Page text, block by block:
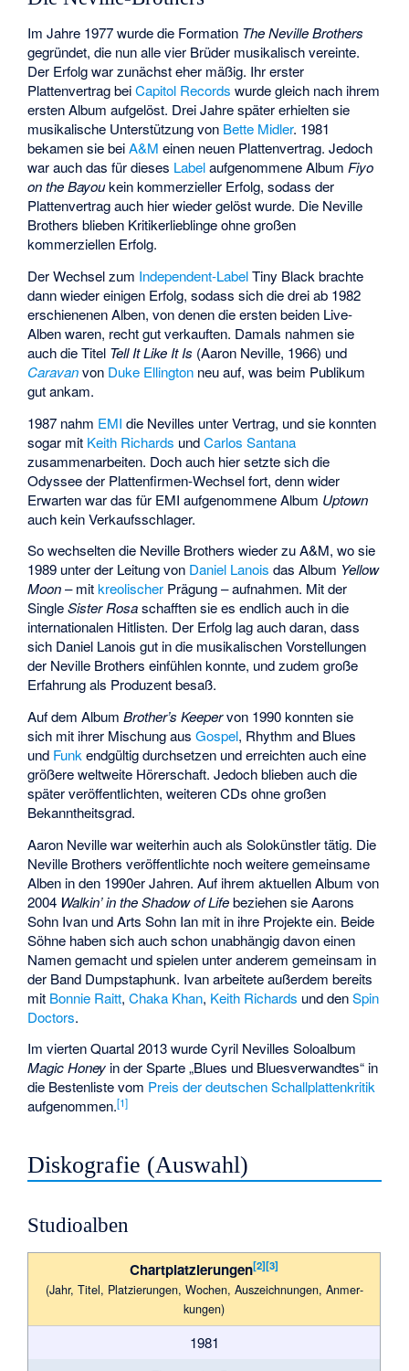
Im Jahre 1977 wurde die Formation The Neville Brothers
gegründet, die nun alle vier Brüder musikalisch vereinte.
Der Erfolg war zunächst eher mäßig. Ihr erster
Plattenvertrag beiCapitol Records wurde gleich nach ihrem
ersten Album aufgelöst. Drei Jahre später erhielten sie
musikalische Unterstützung von Bette Midler. 1981
bekamen sie beiA&M einen neuen Plattenvertrag. Jedoch
war auch das für dieses Labelaufgenommene AlbumFiyo
on the Bayoukein kommerzieller Erfolg, sodass der
Plattenvertrag auch hier wieder gelöst wurde. Die Neville
Brothers blieben Kritikerlieblinge ohne großen
kommerziellen Erfolg.
Der Wechsel zum Independent-LabelTiny Black brachte
dann wieder einigen Erfolg, sodass sich die drei ab 1982
erschienenen Alben, von denen die ersten beiden Live-
Alben waren, recht gut verkauften. Damals nahmen sie
auch die Titel Tell It Like It Is (Aaron Neville, 1966) und
Caravanvon Duke Ellington neu auf, was beim Publikum
gut ankam.
1987 nahm EMI die Nevilles unter Vertrag, und sie konnten
sogar mit Keith Richards undCarlos Santana
zusammenarbeiten. Doch auch hier setzte sich die
Odyssee der Plattenfirmen-Wechsel fort, denn wider
Erwarten war das für EMI aufgenommene Album Uptown
auch kein Verkaufsschlager.
So wechselten die Neville Brothers wieder zu A&M, wo sie
1989 unter der Leitung von Daniel Lanois das Album Yellow
Moon– mitkreolischer Prägung – aufnahmen. Mit der
SingleSister Rosaschafften sie es endlich auch in die
internationalen Hitlisten. Der Erfolg lag auch daran, dass
sich Daniel Lanois gut in die musikalischen Vorstellungen
der Neville Brothers einfühlen konnte, und zudem große
Erfahrung als Produzent besaß.
Auf dem AlbumBrother’s Keepervon 1990 konnten sie
sich mit ihrer Mischung ausGospel, Rhythm and Blues
und Funk endgültig durchsetzen und erreichten auch eine
größere weltweite Hörerschaft. Jedoch blieben auch die
später veröffentlichten, weiteren CDs ohne großen
Bekanntheitsgrad.
Aaron Neville war weiterhin auch als Solokünstler tätig. Die
Neville Brothers veröffentlichte noch weitere gemeinsame
Alben in den 1990er Jahren. Auf ihrem aktuellen Album von
2004 Walkin’ in the Shadow of Lifebeziehen sie Aarons
Sohn Ivan und Arts Sohn Ian mit in ihre Projekte ein. Beide
Söhne haben sich auch schon unabhängig davon einen
Namen gemacht und spielen unter anderem gemeinsam in
der Band Dumpstaphunk. Ivan arbeitete außerdem bereits
mit Bonnie Raitt,Chaka Khan, Keith Richards und denSpin
Doctors.
Im vierten Quartal 2013 wurde Cyril Nevilles Soloalbum
Magic Honey in der Sparte „Blues und Bluesverwandtes“ in
die Bestenliste vom Preis der deutschen Schallplattenkritik
aufgenommen.[1]
Diskografie (Auswahl)
Studioalben
Chartplatzierungen[2][3]
(Jahr, Titel, Plat­zie­rungen, Wo­chen, Aus­zeich­nungen, Anmer­
kungen)
1981